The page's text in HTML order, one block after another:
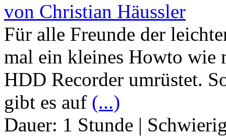
von Christian Häussler
Für alle Freunde der
mal ein kleines Howto wie
HDD Recorder umrüstet.
gibt es auf (...)
Dauer: 1 Stunde |